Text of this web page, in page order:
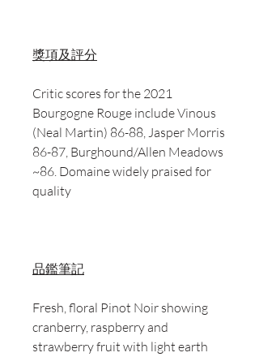
獎項及評分
Critic scores for the 2021
Bourgogne Rouge include Vinous
(Neal Martin) 86-88, Jasper Morris
86-87, Burghound/Allen Meadows
~86. Domaine widely praised for
quality
品鑑筆記
Fresh, floral Pinot Noir showing
cranberry, raspberry and
strawberry fruit with light earth